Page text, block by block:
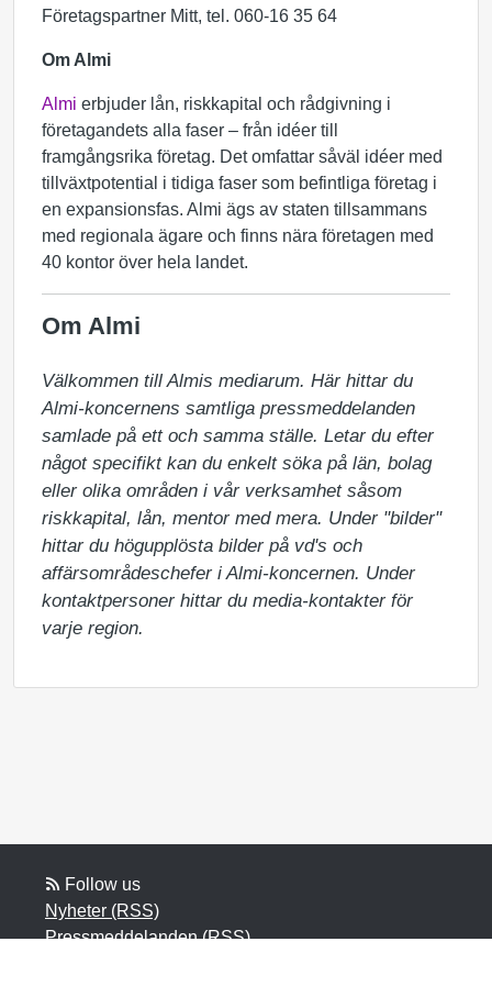
Företagspartner Mitt, tel. 060-16 35 64
Om Almi
Almi erbjuder lån, riskkapital och rådgivning i
företagandets alla faser – från idéer till
framgångsrika företag. Det omfattar såväl idéer med
tillväxtpotential i tidiga faser som befintliga företag i
en expansionsfas. Almi ägs av staten tillsammans
med regionala ägare och finns nära företagen med
40 kontor över hela landet.
Om Almi
Välkommen till Almis mediarum. Här hittar du
Almi-koncernens samtliga pressmeddelanden
samlade på ett och samma ställe. Letar du efter
något specifikt kan du enkelt söka på län, bolag
eller olika områden i vår verksamhet såsom
riskkapital, lån, mentor med mera. Under "bilder"
hittar du högupplösta bilder på vd's och
affärsområdeschefer i Almi-koncernen. Under
kontaktpersoner hittar du media-kontakter för
varje region.
Follow us
Nyheter (RSS)
Pressmeddelanden (RSS)